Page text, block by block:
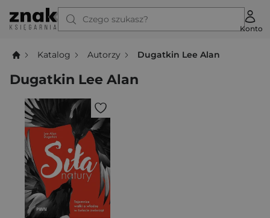
Czego szukasz?
Konto
Katalog Autorzy Dugatkin Lee Alan
Dugatkin Lee Alan